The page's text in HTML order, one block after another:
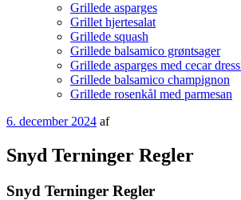
Grillede asparges
Grillet hjertesalat
Grillede squash
Grillede balsamico grøntsager
Grillede asparges med cecar
Grillede balsamico champignon
Grillede rosenkål med parmesan
Udgivet
6. december 2024 af
Snyd Terninger Regler
Snyd Terninger Regler